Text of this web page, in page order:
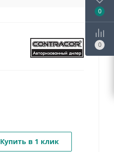
Купить в 1 клик
0
0